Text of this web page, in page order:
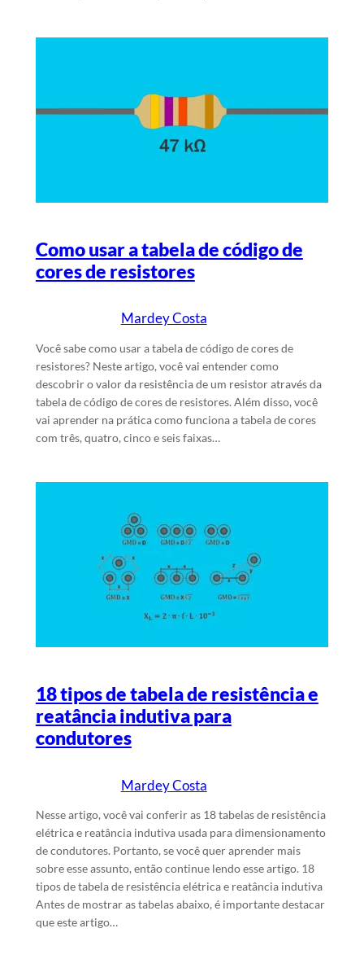
Como usar a tabela de código de
cores de resistores
Mardey Costa
Você sabe como usar a tabela de código de cores de
resistores? Neste artigo, você vai entender como
descobrir o valor da resistência de um resistor através da
tabela de código de cores de resistores. Além disso, você
vai aprender na prática como funciona a tabela de cores
com três, quatro, cinco e seis faixas…
18 tipos de tabela de resistência e
reatância indutiva para
condutores
Mardey Costa
Nesse artigo, você vai conferir as 18 tabelas de resistência
elétrica e reatância indutiva usada para dimensionamento
de condutores. Portanto, se você quer aprender mais
sobre esse assunto, então continue lendo esse artigo. 18
tipos de tabela de resistência elétrica e reatância indutiva
Antes de mostrar as tabelas abaixo, é importante destacar
que este artigo…